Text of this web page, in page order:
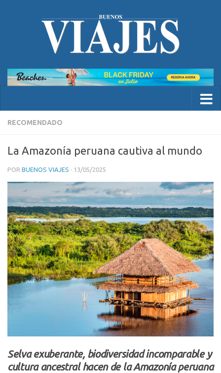
RECOMENDADO
La Amazonía peruana cautiva al mundo
POR BUENOS VIAJES · 13/05/2025
Selva exuberante, biodiversidad incomparable y
cultura ancestral hacen de la Amazonía peruana